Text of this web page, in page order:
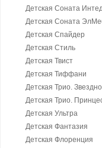
Детская Соната
Детская Соната
Детская Спайдер
Детская Стиль
Детская Твист
Детская Тиффани
Детская Трио.
Детская Трио.
Детская Ультра
Детская Фантазия
Детская Флоренция